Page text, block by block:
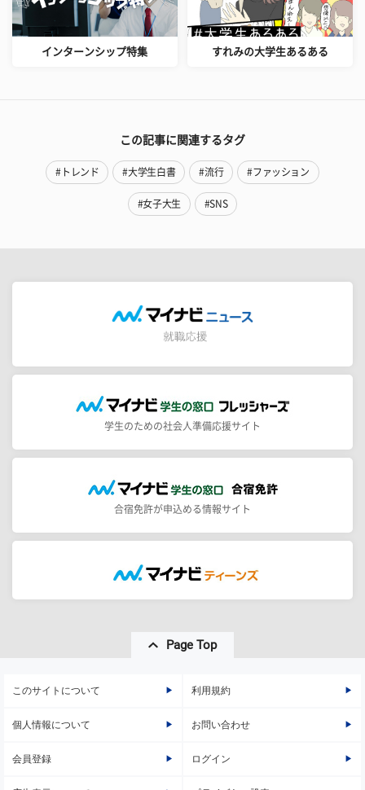
インターンシップ特集 すれみの大学生あるある
この記事に関連するタグ
#トレンド #大学生白書 #流行 #ファッション
#女子大生 #SNS
学生のための社会人準備応援サイト
合宿免許が申込める情報サイト
Page Top
このサイトについて 利用規約
個人情報について お問い合わせ
会員登録 ログイン